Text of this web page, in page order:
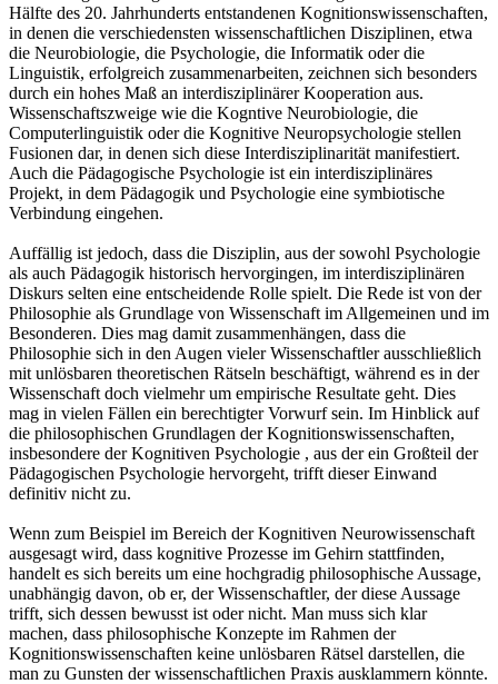
Hälfte des 20. Jahrhunderts entstandenen Kognitionswissenschaften,
in denen die verschiedensten wissenschaftlichen Disziplinen, etwa
die Neurobiologie, die Psychologie, die Informatik oder die
Linguistik, erfolgreich zusammenarbeiten, zeichnen sich besonders
durch ein hohes Maß an interdisziplinärer Kooperation aus.
Wissenschaftszweige wie die Kogntive Neurobiologie, die
Computerlinguistik oder die Kognitive Neuropsychologie stellen
Fusionen dar, in denen sich diese Interdisziplinarität manifestiert.
Auch die Pädagogische Psychologie ist ein interdisziplinäres
Projekt, in dem Pädagogik und Psychologie eine symbiotische
Verbindung eingehen.
Auffällig ist jedoch, dass die Disziplin, aus der sowohl Psychologie
als auch Pädagogik historisch hervorgingen, im interdisziplinären
Diskurs selten eine entscheidende Rolle spielt. Die Rede ist von der
Philosophie als Grundlage von Wissenschaft im Allgemeinen und im
Besonderen. Dies mag damit zusammenhängen, dass die
Philosophie sich in den Augen vieler Wissenschaftler ausschließlich
mit unlösbaren theoretischen Rätseln beschäftigt, während es in der
Wissenschaft doch vielmehr um empirische Resultate geht. Dies
mag in vielen Fällen ein berechtigter Vorwurf sein. Im Hinblick auf
die philosophischen Grundlagen der Kognitionswissenschaften,
insbesondere der Kognitiven Psychologie , aus der ein Großteil der
Pädagogischen Psychologie hervorgeht, trifft dieser Einwand
definitiv nicht zu.
Wenn zum Beispiel im Bereich der Kognitiven Neurowissenschaft
ausgesagt wird, dass kognitive Prozesse im Gehirn stattfinden,
handelt es sich bereits um eine hochgradig philosophische Aussage,
unabhängig davon, ob er, der Wissenschaftler, der diese Aussage
trifft, sich dessen bewusst ist oder nicht. Man muss sich klar
machen, dass philosophische Konzepte im Rahmen der
Kognitionswissenschaften keine unlösbaren Rätsel darstellen, die
man zu Gunsten der wissenschaftlichen Praxis ausklammern könnte.